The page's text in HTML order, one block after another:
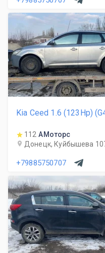
Kia Ceed 1.6 (123Hp)
112 АМоторс
Донецк, Куйбышева
+79885750707